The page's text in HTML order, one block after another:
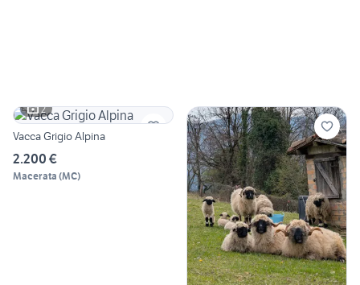
2
Vacca Grigio Alpina
2.200 €
Macerata (MC)